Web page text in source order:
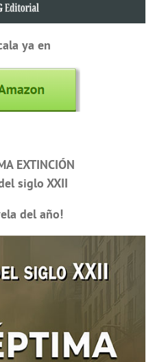
ya en
EXTINCIÓN
siglo XXII
del año!